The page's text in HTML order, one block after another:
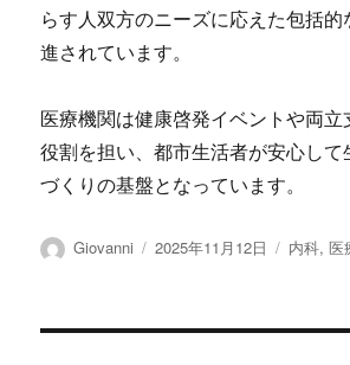
らす人双方のニーズに応えた包括的
進されています。
医療機関は健康啓発イベントや両立
役割を担い、都市生活者が安心して
づくりの基盤となっています。
投
Giovanni
投
2025年11月12日
カ
内科,医